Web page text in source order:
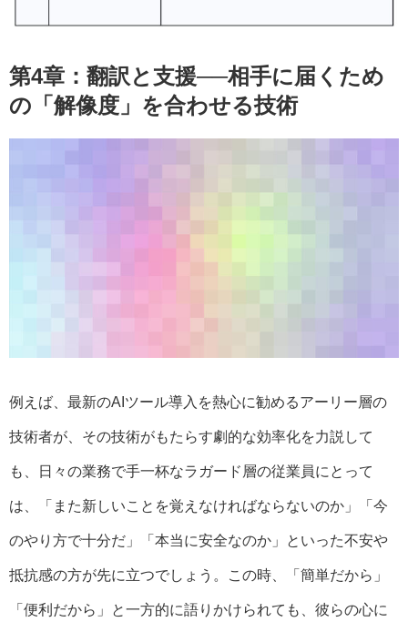
第4章：翻訳と支援──相手に届くため
の「解像度」を合わせる技術
例えば、最新のAIツール導入を熱心に勧めるアーリー層の
技術者が、その技術がもたらす劇的な効率化を力説して
も、日々の業務で手一杯なラガード層の従業員にとって
は、「また新しいことを覚えなければならないのか」「今
のやり方で十分だ」「本当に安全なのか」といった不安や
抵抗感の方が先に立つでしょう。この時、「簡単だから」
「便利だから」と一方的に語りかけられても、彼らの心に